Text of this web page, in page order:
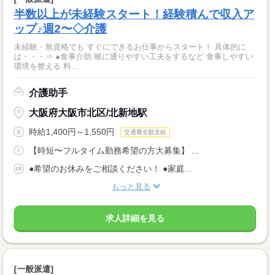
半数以上が未経験スタート！経験積んで収入ア
ップ♪週2〜◇介護
未経験・無資格でも すぐにできるお仕事からスタート！ 具体的に
は・・・⇒ ●食事介助 喉に通りやすい工夫をするなど 食事しやすい
環境を整える 料...
介護助手
大阪府大阪市北区/北新地駅
時給1,400円～1,550円 交通費全額支給
【時短〜フルタイム勤務希望の方大募集】 ...
●希望のお休みをご相談ください！ ●家庭...
もっと見る
求人詳細を見る
[一般派遣]